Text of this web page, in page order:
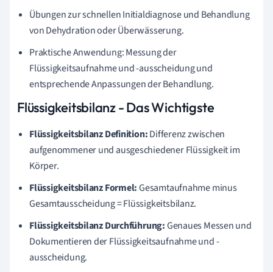
Übungen zur schnellen Initialdiagnose und Behandlung
von Dehydration oder Überwässerung.
Praktische Anwendung: Messung der
Flüssigkeitsaufnahme und -ausscheidung und
entsprechende Anpassungen der Behandlung.
Flüssigkeitsbilanz - Das Wichtigste
Flüssigkeitsbilanz Definition:Differenz zwischen
aufgenommener und ausgeschiedener Flüssigkeit im
Körper.
Flüssigkeitsbilanz Formel:Gesamtaufnahme minus
Gesamtausscheidung = Flüssigkeitsbilanz.
Flüssigkeitsbilanz Durchführung:Genaues Messen und
Dokumentieren der Flüssigkeitsaufnahme und -
ausscheidung.